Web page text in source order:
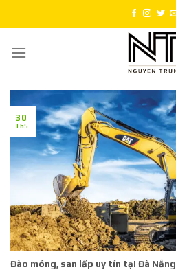
to
Đào móng, san lấp uy tín tại Đà Nẵng
30
Th5